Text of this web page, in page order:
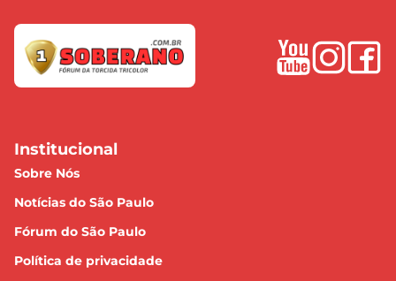
Institucional
Sobre Nós
Notícias do São Paulo
Fórum do São Paulo
Política de privacidade